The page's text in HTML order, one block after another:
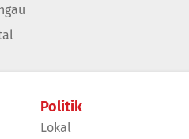
Politik
Lokal